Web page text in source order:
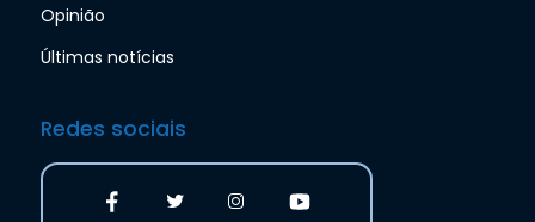
Opinião
Últimas notícias
Redes sociais